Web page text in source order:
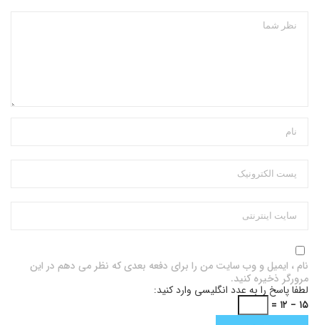
نام ، ایمیل و وب سایت من را برای دفعه بعدی که نظر می دهم در این
مرورگر ذخیره کنید.
لطفا پاسخ را به عدد انگلیسی وارد کنید:
۱۵ − ۱۲ =